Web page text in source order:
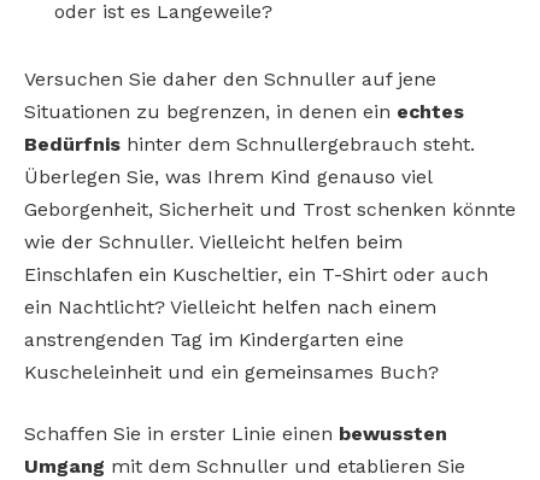
oder ist es Langeweile?
Versuchen Sie daher den Schnuller auf jene
Situationen zu begrenzen, in denen ein echtes
Bedürfnis hinter dem Schnullergebrauch steht.
Überlegen Sie, was Ihrem Kind genauso viel
Geborgenheit, Sicherheit und Trost schenken könnte
wie der Schnuller. Vielleicht helfen beim
Einschlafen ein Kuscheltier, ein T-Shirt oder auch
ein Nachtlicht? Vielleicht helfen nach einem
anstrengenden Tag im Kindergarten eine
Kuscheleinheit und ein gemeinsames Buch?
Schaffen Sie in erster Linie einen bewussten
Umgang mit dem Schnuller und etablieren Sie